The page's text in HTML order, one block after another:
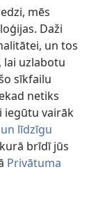
mēs
Daži
un tos
lai uzlabotu
sīkfailu
netiks
iegūtu vairāk
līdzīgu
brīdī jūs
Privātuma
of Pennsylvania.